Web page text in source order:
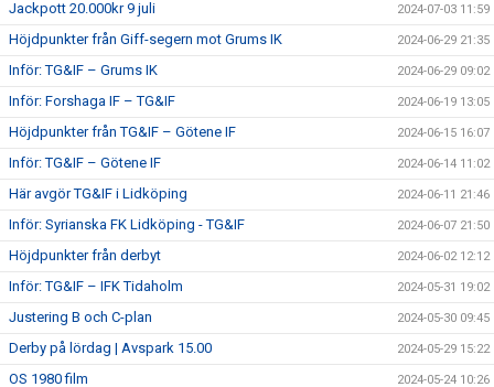
Jackpott 20.000kr 9 juli 2024-07-03 11:59
Höjdpunkter från Giff-segern mot Grums IK 2024-06-29 21:35
Inför: TG&IF – Grums IK 2024-06-29 09:02
Inför: Forshaga IF – TG&IF 2024-06-19 13:05
Höjdpunkter från TG&IF – Götene IF 2024-06-15 16:07
Inför: TG&IF – Götene IF 2024-06-14 11:02
Här avgör TG&IF i Lidköping 2024-06-11 21:46
Inför: Syrianska FK Lidköping - TG&IF 2024-06-07 21:50
Höjdpunkter från derbyt 2024-06-02 12:12
Inför: TG&IF – IFK Tidaholm 2024-05-31 19:02
Justering B och C-plan 2024-05-30 09:45
Derby på lördag | Avspark 15.00 2024-05-29 15:22
OS 1980 film 2024-05-24 10:26